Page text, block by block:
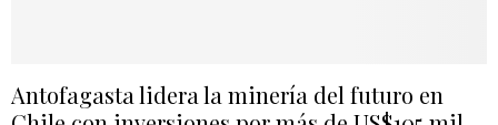
Antofagasta lidera la minería del futuro en